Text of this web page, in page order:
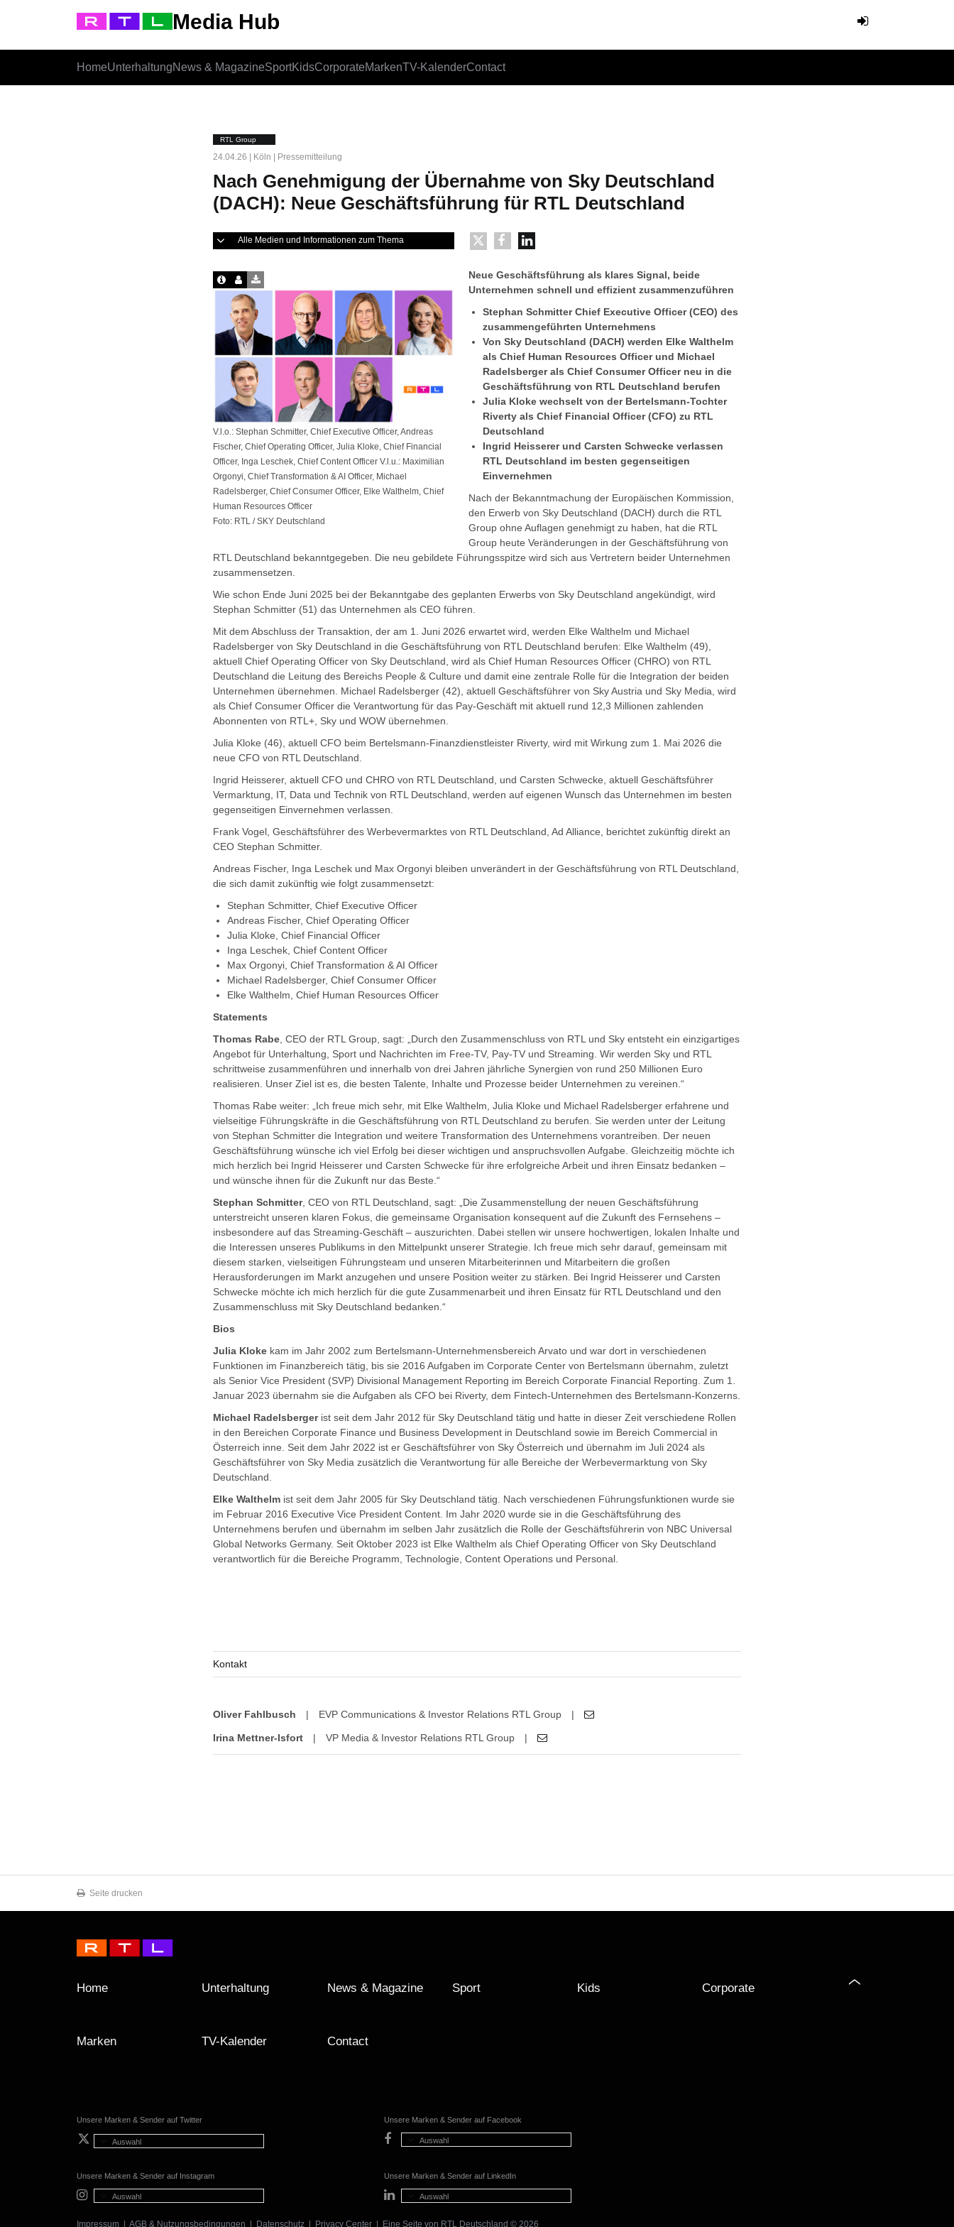
Media Hub
HomeUnterhaltungNews & MagazineSportKidsCorporateMarkenTV-KalenderContact
RTL Group
24.04.26 | Köln | Pressemitteilung
Nach Genehmigung der Übernahme von Sky Deutschland
(DACH): Neue Geschäftsführung für RTL Deutschland
Alle Medien und Informationen zum Thema
V.l.o.: Stephan Schmitter, Chief Executive Officer, Andreas
Fischer, Chief Operating Officer, Julia Kloke, Chief Financial
Officer, Inga Leschek, Chief Content Officer V.l.u.: Maximilian
Orgonyi, Chief Transformation & AI Officer, Michael
Radelsberger, Chief Consumer Officer, Elke Walthelm, Chief
Human Resources Officer
Foto: RTL / SKY Deutschland
Neue Geschäftsführung als klares Signal, beide
Unternehmen schnell und effizient zusammenzuführen
Stephan Schmitter Chief Executive Officer (CEO) des
zusammengeführten Unternehmens
Von Sky Deutschland (DACH) werden Elke Walthelm
als Chief Human Resources Officer und Michael
Radelsberger als Chief Consumer Officer neu in die
Geschäftsführung von RTL Deutschland berufen
Julia Kloke wechselt von der Bertelsmann-Tochter
Riverty als Chief Financial Officer (CFO) zu RTL
Deutschland
Ingrid Heisserer und Carsten Schwecke verlassen
RTL Deutschland im besten gegenseitigen
Einvernehmen
Nach der Bekanntmachung der Europäischen Kommission,
den Erwerb von Sky Deutschland (DACH) durch die RTL
Group ohne Auflagen genehmigt zu haben, hat die RTL
Group heute Veränderungen in der Geschäftsführung von
RTL Deutschland bekanntgegeben. Die neu gebildete Führungsspitze wird sich aus Vertretern beider Unternehmen
zusammensetzen.
Wie schon Ende Juni 2025 bei der Bekanntgabe des geplanten Erwerbs von Sky Deutschland angekündigt, wird
Stephan Schmitter (51) das Unternehmen als CEO führen.
Mit dem Abschluss der Transaktion, der am 1. Juni 2026 erwartet wird, werden Elke Walthelm und Michael
Radelsberger von Sky Deutschland in die Geschäftsführung von RTL Deutschland berufen: Elke Walthelm (49),
aktuell Chief Operating Officer von Sky Deutschland, wird als Chief Human Resources Officer (CHRO) von RTL
Deutschland die Leitung des Bereichs People & Culture und damit eine zentrale Rolle für die Integration der beiden
Unternehmen übernehmen. Michael Radelsberger (42), aktuell Geschäftsführer von Sky Austria und Sky Media, wird
als Chief Consumer Officer die Verantwortung für das Pay-Geschäft mit aktuell rund 12,3 Millionen zahlenden
Abonnenten von RTL+, Sky und WOW übernehmen.
Julia Kloke (46), aktuell CFO beim Bertelsmann-Finanzdienstleister Riverty, wird mit Wirkung zum 1. Mai 2026 die
neue CFO von RTL Deutschland.
Ingrid Heisserer, aktuell CFO und CHRO von RTL Deutschland, und Carsten Schwecke, aktuell Geschäftsführer
Vermarktung, IT, Data und Technik von RTL Deutschland, werden auf eigenen Wunsch das Unternehmen im besten
gegenseitigen Einvernehmen verlassen.
Frank Vogel, Geschäftsführer des Werbevermarktes von RTL Deutschland, Ad Alliance, berichtet zukünftig direkt an
CEO Stephan Schmitter.
Andreas Fischer, Inga Leschek und Max Orgonyi bleiben unverändert in der Geschäftsführung von RTL Deutschland,
die sich damit zukünftig wie folgt zusammensetzt:
Stephan Schmitter, Chief Executive Officer
Andreas Fischer, Chief Operating Officer
Julia Kloke, Chief Financial Officer
Inga Leschek, Chief Content Officer
Max Orgonyi, Chief Transformation & AI Officer
Michael Radelsberger, Chief Consumer Officer
Elke Walthelm, Chief Human Resources Officer
Statements
Thomas Rabe , CEO der RTL Group, sagt: „Durch den Zusammenschluss von RTL und Sky entsteht ein einzigartiges
Angebot für Unterhaltung, Sport und Nachrichten im Free-TV, Pay-TV und Streaming. Wir werden Sky und RTL
schrittweise zusammenführen und innerhalb von drei Jahren jährliche Synergien von rund 250 Millionen Euro
realisieren. Unser Ziel ist es, die besten Talente, Inhalte und Prozesse beider Unternehmen zu vereinen.“
Thomas Rabe weiter: „Ich freue mich sehr, mit Elke Walthelm, Julia Kloke und Michael Radelsberger erfahrene und
vielseitige Führungskräfte in die Geschäftsführung von RTL Deutschland zu berufen. Sie werden unter der Leitung
von Stephan Schmitter die Integration und weitere Transformation des Unternehmens vorantreiben. Der neuen
Geschäftsführung wünsche ich viel Erfolg bei dieser wichtigen und anspruchsvollen Aufgabe. Gleichzeitig möchte ich
mich herzlich bei Ingrid Heisserer und Carsten Schwecke für ihre erfolgreiche Arbeit und ihren Einsatz bedanken –
und wünsche ihnen für die Zukunft nur das Beste.“
Stephan Schmitter, CEO von RTL Deutschland, sagt: „Die Zusammenstellung der neuen Geschäftsführung
unterstreicht unseren klaren Fokus, die gemeinsame Organisation konsequent auf die Zukunft des Fernsehens –
insbesondere auf das Streaming-Geschäft – auszurichten. Dabei stellen wir unsere hochwertigen, lokalen Inhalte und
die Interessen unseres Publikums in den Mittelpunkt unserer Strategie. Ich freue mich sehr darauf, gemeinsam mit
diesem starken, vielseitigen Führungsteam und unseren Mitarbeiterinnen und Mitarbeitern die großen
Herausforderungen im Markt anzugehen und unsere Position weiter zu stärken. Bei Ingrid Heisserer und Carsten
Schwecke möchte ich mich herzlich für die gute Zusammenarbeit und ihren Einsatz für RTL Deutschland und den
Zusammenschluss mit Sky Deutschland bedanken.“
Bios
Julia Kloke kam im Jahr 2002 zum Bertelsmann-Unternehmensbereich Arvato und war dort in verschiedenen
Funktionen im Finanzbereich tätig, bis sie 2016 Aufgaben im Corporate Center von Bertelsmann übernahm, zuletzt
als Senior Vice President (SVP) Divisional Management Reporting im Bereich Corporate Financial Reporting. Zum 1.
Januar 2023 übernahm sie die Aufgaben als CFO bei Riverty, dem Fintech-Unternehmen des Bertelsmann-Konzerns.
Michael Radelsberger ist seit dem Jahr 2012 für Sky Deutschland tätig und hatte in dieser Zeit verschiedene Rollen
in den Bereichen Corporate Finance und Business Development in Deutschland sowie im Bereich Commercial in
Österreich inne. Seit dem Jahr 2022 ist er Geschäftsführer von Sky Österreich und übernahm im Juli 2024 als
Geschäftsführer von Sky Media zusätzlich die Verantwortung für alle Bereiche der Werbevermarktung von Sky
Deutschland.
Elke Walthelm ist seit dem Jahr 2005 für Sky Deutschland tätig. Nach verschiedenen Führungsfunktionen wurde sie
im Februar 2016 Executive Vice President Content. Im Jahr 2020 wurde sie in die Geschäftsführung des
Unternehmens berufen und übernahm im selben Jahr zusätzlich die Rolle der Geschäftsführerin von NBC Universal
Global Networks Germany. Seit Oktober 2023 ist Elke Walthelm als Chief Operating Officer von Sky Deutschland
verantwortlich für die Bereiche Programm, Technologie, Content Operations und Personal.
Kontakt
Oliver Fahlbusch | EVP Communications & Investor Relations RTL Group |
Irina Mettner-Isfort | VP Media & Investor Relations RTL Group |
Seite drucken
Home Unterhaltung News & Magazine Sport Kids Corporate
Marken TV-Kalender Contact
Unsere Marken & Sender auf Twitter
Auswahl
Unsere Marken & Sender auf Facebook
Auswahl
Unsere Marken & Sender auf Instagram
Auswahl
Unsere Marken & Sender auf LinkedIn
Auswahl
Impressum AGB & Nutzungsbedingungen Datenschutz Privacy Center | Eine Seite von RTL Deutschland © 2026